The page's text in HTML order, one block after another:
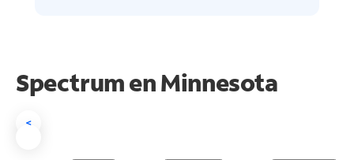
Spectrum enMinnesota
<